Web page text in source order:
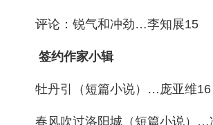
评论：锐气和冲劲…李知展15
签约作家小辑
牡丹引（短篇小说）…庞亚维16
春风吹过洛阳城（短篇小说）…